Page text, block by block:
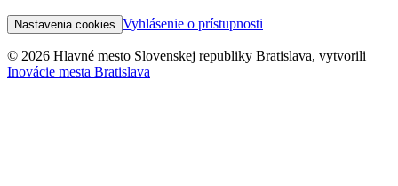
Nastavenia cookies Vyhlásenie o prístupnosti
© 2026 Hlavné mesto Slovenskej republiky Bratislava, vytvorili
Inovácie mesta Bratislava